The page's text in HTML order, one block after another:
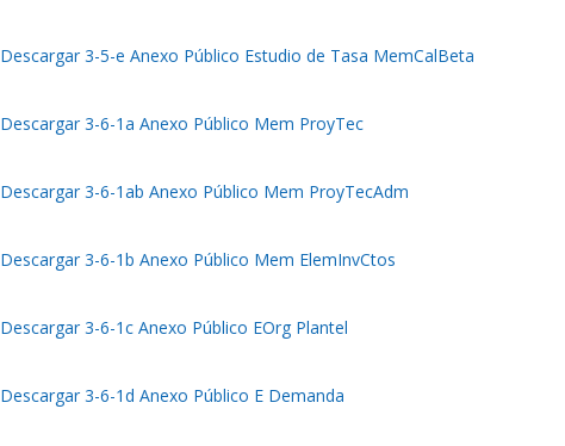
Descargar 3-5-e Anexo Público Estudio de Tasa MemCalBeta
Descargar 3-6-1a Anexo Público Mem ProyTec
Descargar 3-6-1ab Anexo Público Mem ProyTecAdm
Descargar 3-6-1b Anexo Público Mem ElemInvCtos
Descargar 3-6-1c Anexo Público EOrg Plantel
Descargar 3-6-1d Anexo Público E Demanda